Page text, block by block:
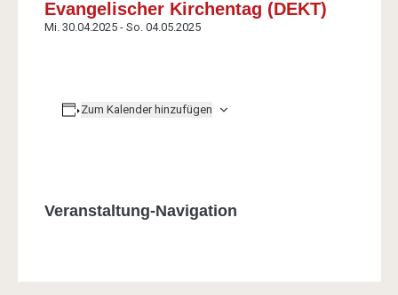
Evangelischer Kirchentag (DEKT)
Mi. 30.04.2025- So. 04.05.2025
Zum Kalender hinzufügen
Veranstaltung-Navigation